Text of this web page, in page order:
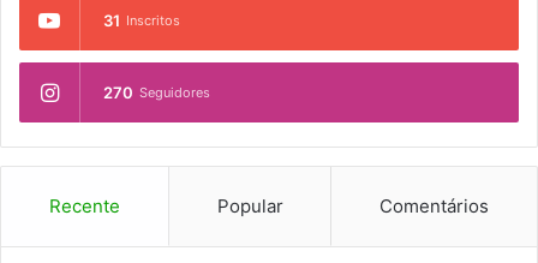
31 Inscritos
270 Seguidores
Recente Popular Comentários